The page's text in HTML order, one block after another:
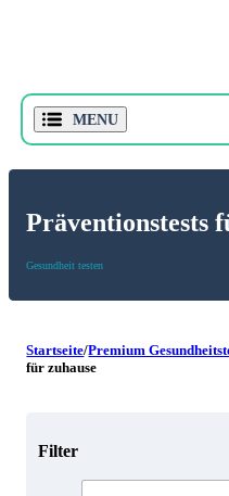
Präventionstests
Gesundheit testen
Startseite/Premium
für zuhause
Filter
Suche